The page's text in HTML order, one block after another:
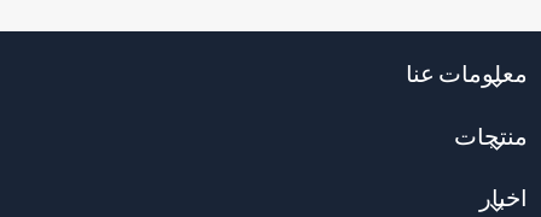
معلومات عنا
منتجات
أخبار